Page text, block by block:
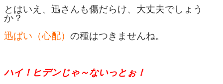
とはいえ、迅さんも傷だらけ、大丈夫でしょう
か？
迅ぱい（心配） の種はつきませんね。
ハイ！ヒデンじゃ～ないっとぉ！